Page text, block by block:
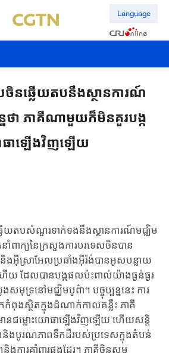
Language
ចិនឆ្លើយតបនឹងស្ថានការណ៍
នថា ភាគីណាមួយក៏មិនគួរបង្ក
ធាឡើងវិញឡើយ
លើយតបសំណួរទាក់ទងនឹងស្ថានការណ៍មជ្ឈិម
នាំពាក្យនៃក្រសួងការបរទេសចិនបាន
និងអ៊ីស្រាអែលប្រឆាំងអ៊ីរ៉ង់បានអូសបន្លាយ
ដែលបានបង្កផលប៉ះពាល់យ៉ាងធ្ងន់ធ្ងរ
ទ្រនៅមជ្ឈិមបូព៌ា។ បច្ចុប្បន្ននេះ ការ
កកំពុងស្ថិតក្នុងដំណាក់កាលគន្លឹះ ភាគី
នជម្លោះយោធាឡើងវិញឡើយ ហើយសន្តិ
ងបូរណភាពទឹកដីរបស់ប្រទេសក្នុងតំបន់
ងការគាំពារផងដែរ។ ភាគីចិនសូម